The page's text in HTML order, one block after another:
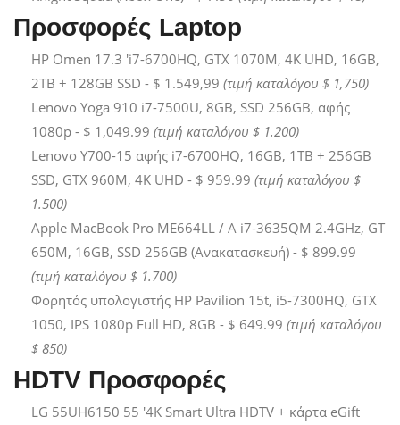
Προσφορές Laptop
HP Omen 17.3 'i7-6700HQ, GTX 1070M, 4Κ UHD, 16GB,
2TB + 128GB SSD - $ 1.549,99 (τιμή καταλόγου $ 1,750)
Lenovo Yoga 910 i7-7500U, 8GB, SSD 256GB, αφής
1080p - $ 1,049.99 (τιμή καταλόγου $ 1.200)
Lenovo Y700-15 αφής i7-6700HQ, 16GB, 1TB + 256GB
SSD, GTX 960M, 4K UHD - $ 959.99 (τιμή καταλόγου $
1.500)
Apple MacBook Pro ME664LL / A i7-3635QM 2.4GHz, GT
650M, 16GB, SSD 256GB (Ανακατασκευή) - $ 899.99
(τιμή καταλόγου $ 1.700)
Φορητός υπολογιστής HP Pavilion 15t, i5-7300HQ, GTX
1050, IPS 1080p Full HD, 8GB - $ 649.99 (τιμή καταλόγου
$ 850)
HDTV Προσφορές
LG 55UH6150 55 '4Κ Smart Ultra HDTV + κάρτα eGift